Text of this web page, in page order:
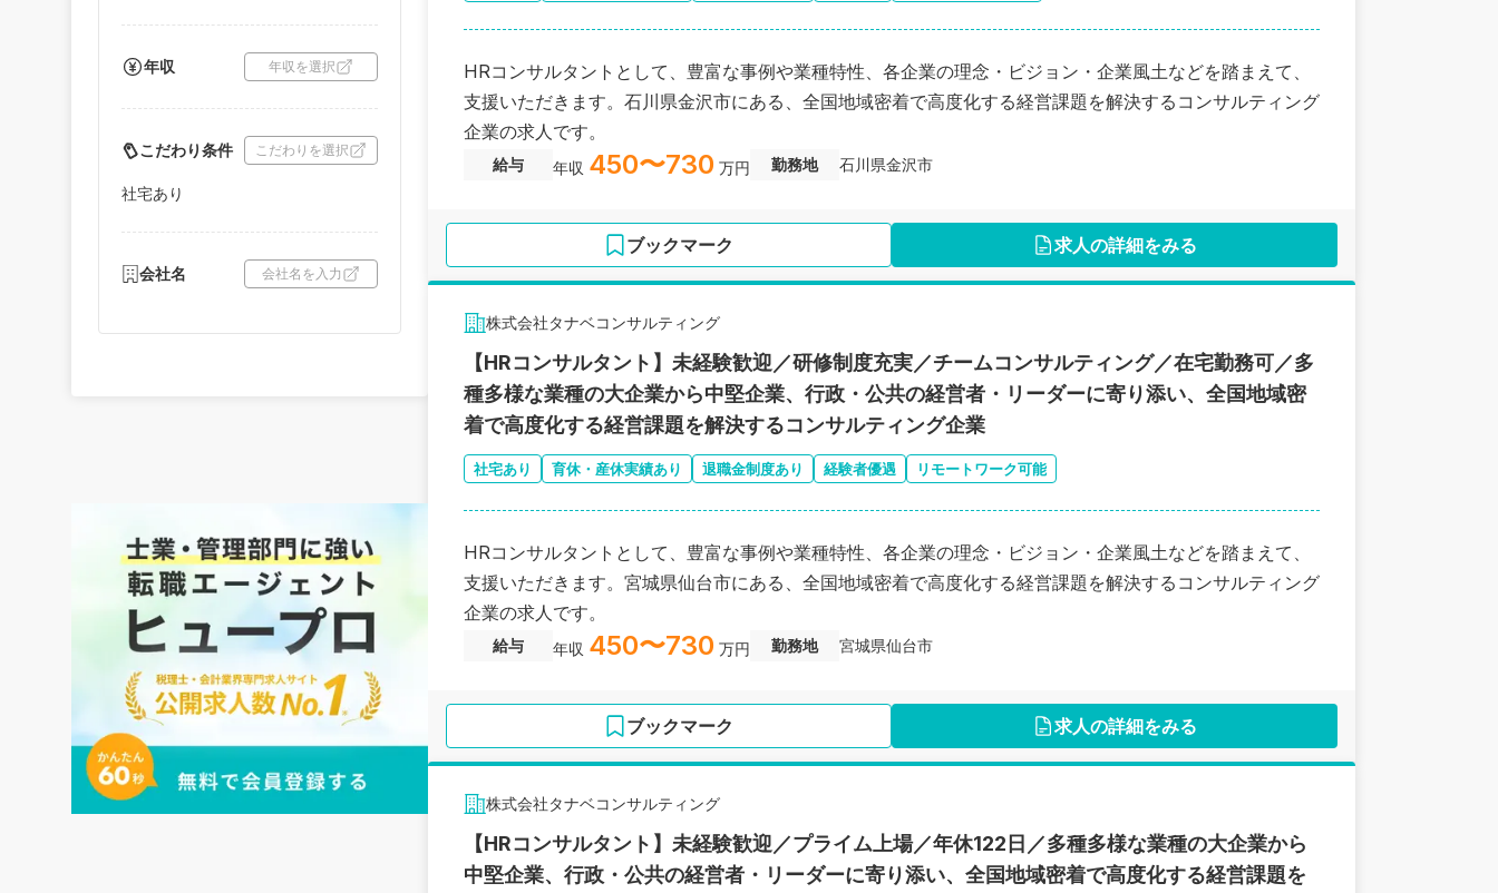
年収 年収を選択
こだわり条件 こだわりを選択
社宅あり
会社名 会社名を入力
HRコンサルタントとして、豊富な事例や業種特性、各企業の理念・ビジョン・企業風土などを踏まえて、
支援いただきます。石川県金沢市にある、全国地域密着で高度化する経営課題を解決するコンサルティング
企業の求人です。
給与 年収 450〜730 万円 勤務地 石川県金沢市
ブックマーク 求人の詳細をみる
株式会社タナベコンサルティング
【HRコンサルタント】未経験歓迎／研修制度充実／チームコンサルティング／在宅勤務可／多
種多様な業種の大企業から中堅企業、行政・公共の経営者・リーダーに寄り添い、全国地域密
着で高度化する経営課題を解決するコンサルティング企業
社宅あり 育休・産休実績あり 退職金制度あり 経験者優遇 リモートワーク可能
HRコンサルタントとして、豊富な事例や業種特性、各企業の理念・ビジョン・企業風土などを踏まえて、
支援いただきます。宮城県仙台市にある、全国地域密着で高度化する経営課題を解決するコンサルティング
企業の求人です。
給与 年収 450〜730 万円 勤務地 宮城県仙台市
ブックマーク 求人の詳細をみる
株式会社タナベコンサルティング
【HRコンサルタント】未経験歓迎／プライム上場／年休122日／多種多様な業種の大企業から
中堅企業、行政・公共の経営者・リーダーに寄り添い、全国地域密着で高度化する経営課題を